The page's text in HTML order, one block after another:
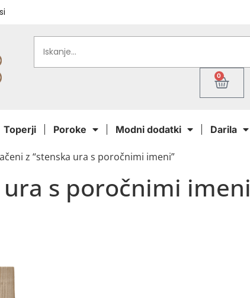
0
Toperji Poroke Modni dodatki Darila
z “stenska ura s poročnimi imeni”
s poročnimi imeni